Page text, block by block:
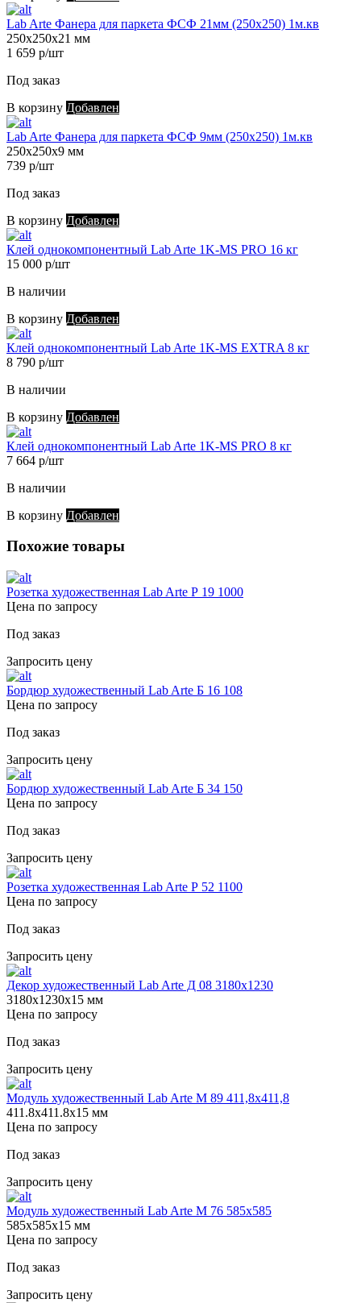
Lab Arte Фанера для паркета ФСФ 21мм (250х250) 1м.кв
250х250х21 мм
1 659 р/шт
Под заказ
В корзину Добавлен
Lab Arte Фанера для паркета ФСФ 9мм (250х250) 1м.кв
250х250х9 мм
739 р/шт
Под заказ
В корзину Добавлен
Клей однокомпонентный Lab Arte 1K-MS PRO 16 кг
15 000 р/шт
В наличии
В корзину Добавлен
Клей однокомпонентный Lab Arte 1K-MS EXTRA 8 кг
8 790 р/шт
В наличии
В корзину Добавлен
Клей однокомпонентный Lab Arte 1K-MS PRO 8 кг
7 664 р/шт
В наличии
В корзину Добавлен
Похожие товары
Розетка художественная Lab Arte Р 19 1000
Цена по запросу
Под заказ
Запросить цену
Бордюр художественный Lab Arte Б 16 108
Цена по запросу
Под заказ
Запросить цену
Бордюр художественный Lab Arte Б 34 150
Цена по запросу
Под заказ
Запросить цену
Розетка художественная Lab Arte Р 52 1100
Цена по запросу
Под заказ
Запросить цену
Декор художественный Lab Arte Д 08 3180х1230
3180х1230х15 мм
Цена по запросу
Под заказ
Запросить цену
Модуль художественный Lab Arte М 89 411,8х411,8
411.8х411.8х15 мм
Цена по запросу
Под заказ
Запросить цену
Модуль художественный Lab Arte М 76 585х585
585х585х15 мм
Цена по запросу
Под заказ
Запросить цену